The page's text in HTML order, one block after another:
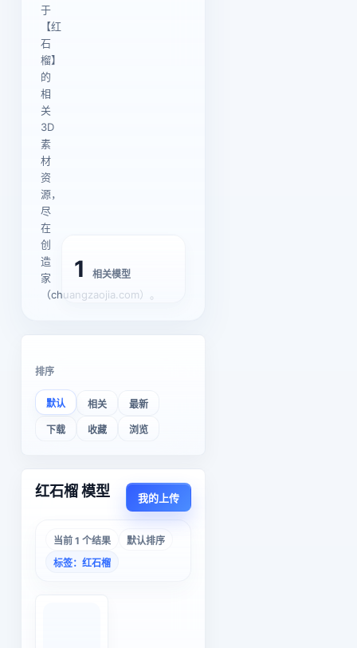
于
【红
石
榴】
的
相
关
3D
素
材
资
源，
尽
在
创
造
家
（chuangzaojia.com）。
1 相关模型
排序
默认 相关 最新
下载 收藏 浏览
红石榴 模型 我的上传
当前 1 个结果
默认排序
标签：红石榴